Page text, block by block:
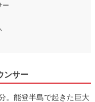
ー
ンサー
。能登半島で起きた巨大